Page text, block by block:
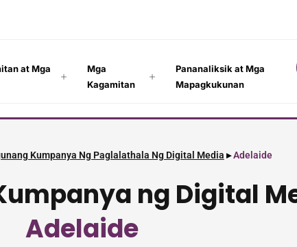
at Mga
Mga
Kagamitan
Pananaliksik at Mga
Mapagkukunan
Kumpanya Ng Paglalathala Ng Digital Media ▸Adelaide
ng Digital
Adelaide